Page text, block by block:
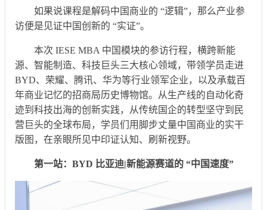
如果说课程是解码中国商业的 “逻辑”，那么产业参
访便是见证中国创新的 “实证”。
本次 IESE MBA 中国模块的参访行程，横跨新能
源、智能制造、科技巨头三大核心领域，带领学员走进
BYD、荣耀、腾讯、华为等行业领军企业，以及承载百
年商业记忆的招商局历史博物馆。从生产线的自动化奇
迹到科技出海的创新实践，从传统国企的转型坚守到民
营巨头的全球布局，学员们用脚步丈量中国商业的实干
版图，在亲眼所见中印证认知、刷新视野。
第一站：BYD 比亚迪|新能源赛道的 “中国速度”